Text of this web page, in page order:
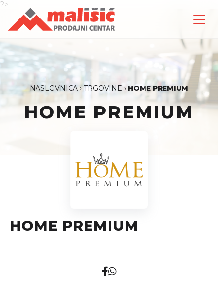
?>
NASLOVNICA ›TRGOVINE › HOME PREMIUM
HOME PREMIUM
HOME PREMIUM